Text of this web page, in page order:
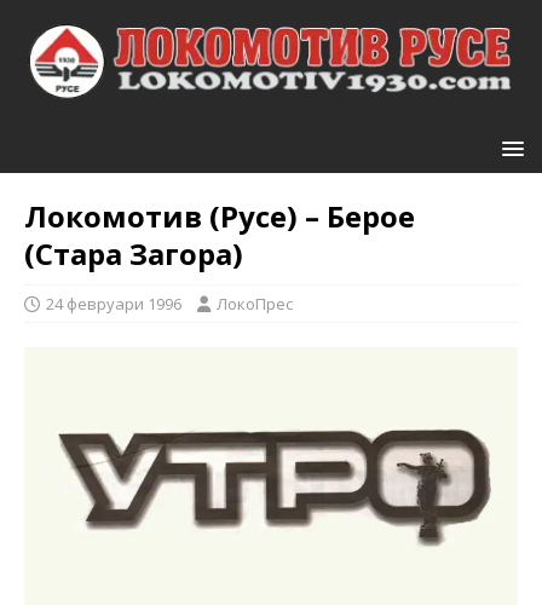
Локомотив (Русе) – Берое
(Стара Загора)
24 февруари 1996 ЛокоПрес